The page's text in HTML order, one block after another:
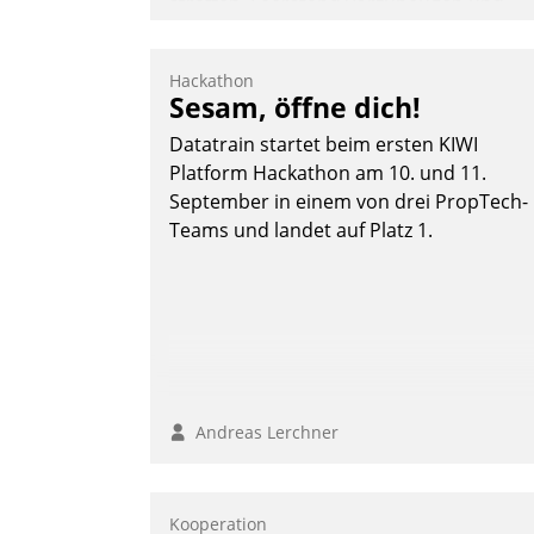
seit Jahresbeginn eine Überblick, Einsicht
und Eingriff bietende Lösung. Zur
Entwicklung setzte man auf
Cloudtechnologie, bewährte und Startup-
Partner sowie erstmals agile
Projektmethoden.
Hackathon
Sesam, öffne dich!
Datatrain startet beim ersten KIWI
Platform Hackathon am 10. und 11.
September in einem von drei PropTech-
Teams und landet auf Platz 1.
Andreas Lerchner
Kooperation